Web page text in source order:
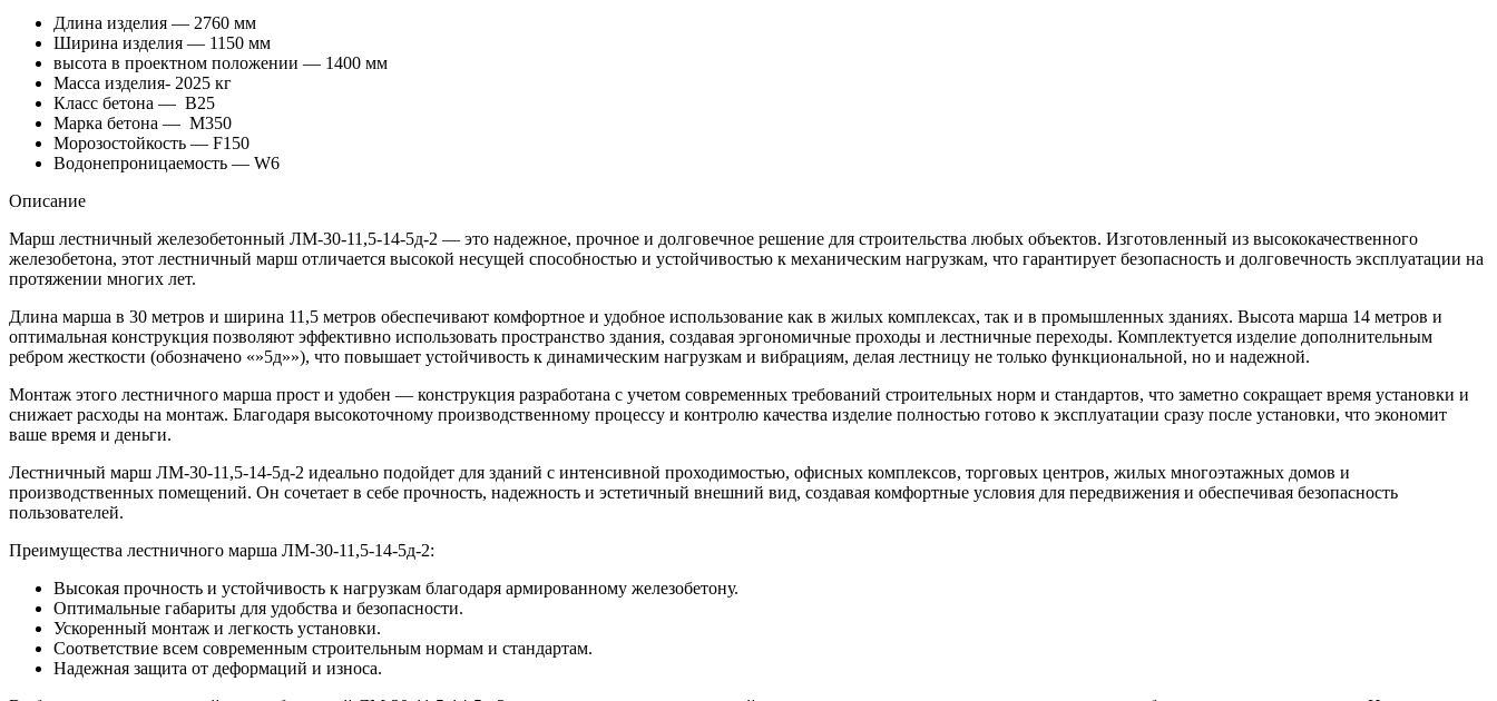
Длина изделия — 2760 мм
Ширина изделия — 1150 мм
высота в проектном положении — 1400 мм
Масса изделия- 2025 кг
Класс бетона — В25
Марка бетона — М350
Морозостойкость — F150
Водонепроницаемость — W6
Описание
Марш лестничный железобетонный ЛМ-30-11,5-14-5д-2 — это надежное, прочное и долговечное решение для строительства любых объектов. Изготовленный из высококачественного
железобетона, этот лестничный марш отличается высокой несущей способностью и устойчивостью к механическим нагрузкам, что гарантирует безопасность и долговечность эксплуатации на
протяжении многих лет.
Длина марша в 30 метров и ширина 11,5 метров обеспечивают комфортное и удобное использование как в жилых комплексах, так и в промышленных зданиях. Высота марша 14 метров и
оптимальная конструкция позволяют эффективно использовать пространство здания, создавая эргономичные проходы и лестничные переходы. Комплектуется изделие дополнительным
ребром жесткости (обозначено «»5д»»), что повышает устойчивость к динамическим нагрузкам и вибрациям, делая лестницу не только функциональной, но и надежной.
Монтаж этого лестничного марша прост и удобен — конструкция разработана с учетом современных требований строительных норм и стандартов, что заметно сокращает время установки и
снижает расходы на монтаж. Благодаря высокоточному производственному процессу и контролю качества изделие полностью готово к эксплуатации сразу после установки, что экономит
ваше время и деньги.
Лестничный марш ЛМ-30-11,5-14-5д-2 идеально подойдет для зданий с интенсивной проходимостью, офисных комплексов, торговых центров, жилых многоэтажных домов и
производственных помещений. Он сочетает в себе прочность, надежность и эстетичный внешний вид, создавая комфортные условия для передвижения и обеспечивая безопасность
пользователей.
Преимущества лестничного марша ЛМ-30-11,5-14-5д-2:
Высокая прочность и устойчивость к нагрузкам благодаря армированному железобетону.
Оптимальные габариты для удобства и безопасности.
Ускоренный монтаж и легкость установки.
Соответствие всем современным строительным нормам и стандартам.
Надежная защита от деформаций и износа.